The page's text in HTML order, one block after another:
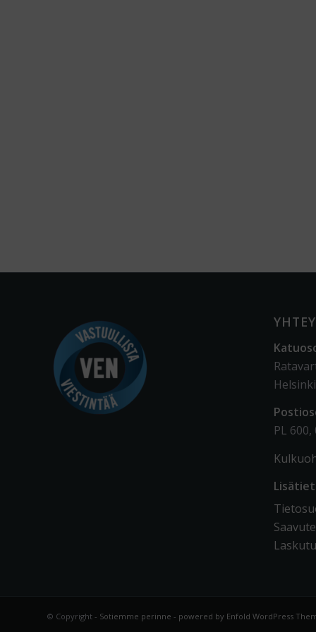
Helsinki
PL
© Copyright - Sotiemme perinne - powered by Enfold WordPress